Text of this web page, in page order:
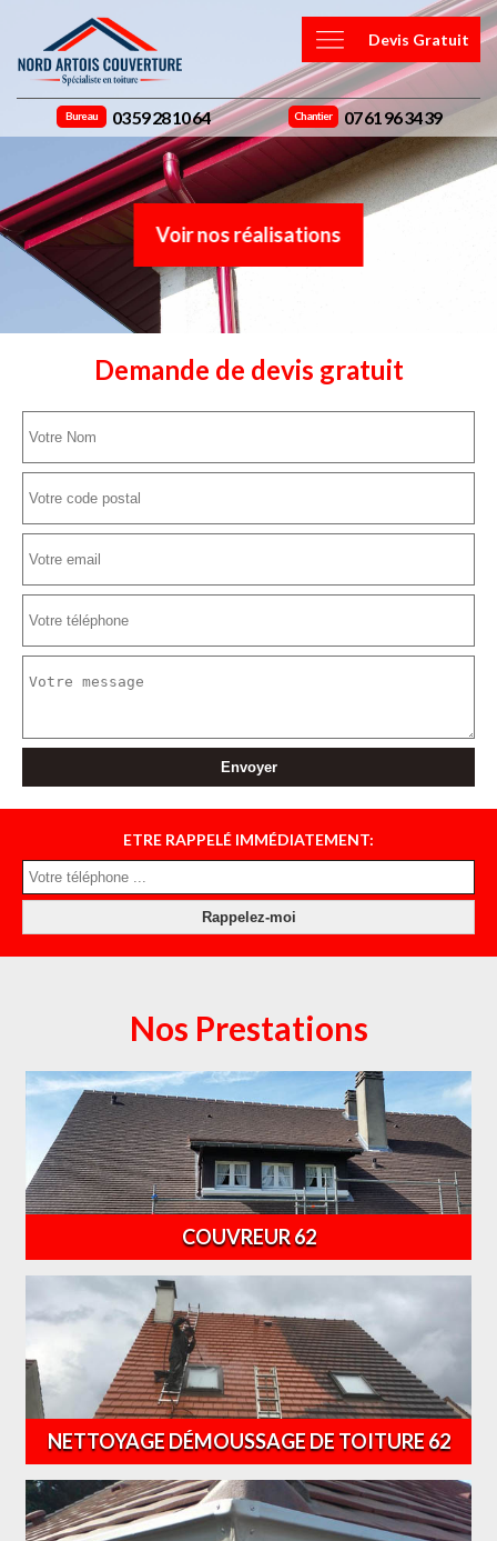
Devis Gratuit
Bureau 03 59 28 10 64 Chantier 07 61 96 34 39
Voir nos réalisations
Demande de devis gratuit
ETRE RAPPELÉ IMMÉDIATEMENT:
Nos Prestations
COUVREUR 62
NETTOYAGE DÉMOUSSAGE DE TOITURE 62